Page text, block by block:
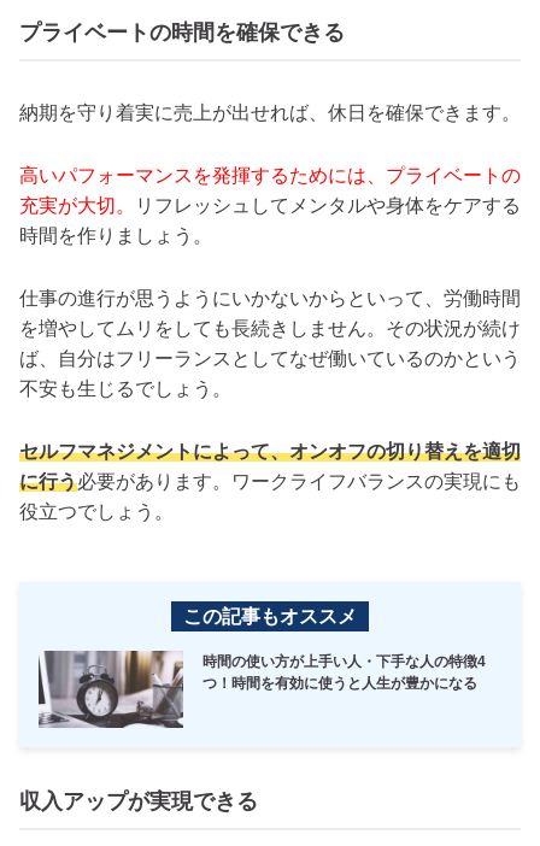
プライベートの時間を確保できる
納期を守り着実に売上が出せれば、休日を確保できます。
高いパフォーマンスを発揮するためには、プライベートの
充実が大切。
リフレッシュしてメンタルや身体をケアする
時間を作りましょう。
仕事の進行が思うようにいかないからといって、労働時間
を増やしてムリをしても長続きしません。その状況が続け
ば、自分はフリーランスとしてなぜ働いているのかという
不安も生じるでしょう。
セルフマネジメントによって、オンオフの切り替えを適切
に行う必要があります。ワークライフバランスの実現にも
役立つでしょう。
この記事もオススメ
時間の使い方が上手い人・下手な人の特徴4
つ！時間を有効に使うと人生が豊かになる
収入アップが実現できる